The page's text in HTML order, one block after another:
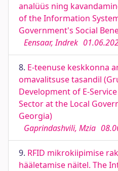
analüüs ning
of the Information
Government's Social
Eensaar, Indrek
8. E-teenuse keskkonna
omavalitsuse tasandil
Development of E-
Sector at the Local
Georgia)
Gaprindashvili, Mzia
9. RFID mikrokiipimise
hääletamise näitel. The